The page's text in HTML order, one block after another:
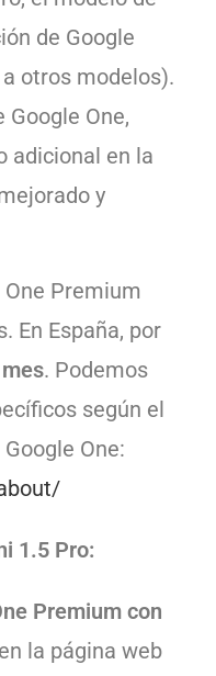
de Google
otros modelos).
One,
adicional en la
y
One Premium
En España, por
. Podemos
según el
One:
1.5 Pro:
Premium con
la página web